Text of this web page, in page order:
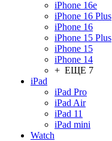
iPhone 16e
iPhone 16 Plus
iPhone 16
iPhone 15 Plus
iPhone 15
iPhone 14
+ ЕЩЕ 7
iPad
iPad Pro
iPad Air
iPad 11
iPad mini
Watch